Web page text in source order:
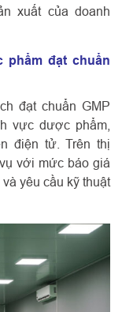
xuất của doanh
phẩm đạt chuẩn
đạt chuẩn GMP
vực dược phẩm,
điện tử. Trên thị
với mức báo giá
yêu cầu kỹ thuật